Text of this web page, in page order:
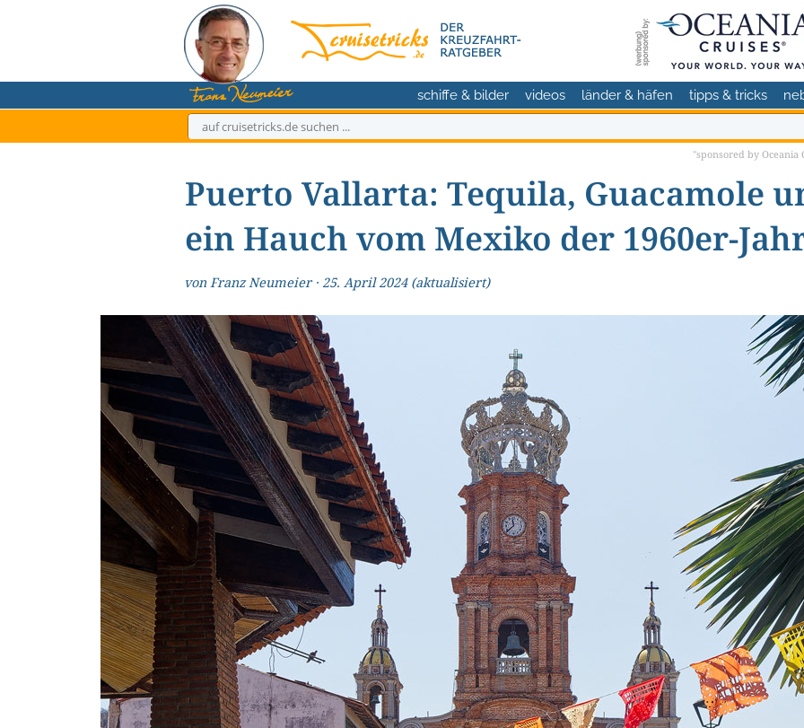
schiffe & bilder videos länder & häfen tipps & tricks
"sponsored by Oceania
Puerto Vallarta: Tequila, Guacamole
ein Hauch vom Mexiko der 1960er-
von Franz Neumeier· 25. April 2024(aktualisiert)
"Transparent und ehrlich"